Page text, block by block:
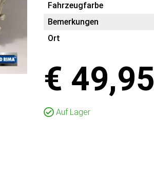
Fahrzeugfarbe
Bemerkungen
Ort
€ 49,95
Auf Lager